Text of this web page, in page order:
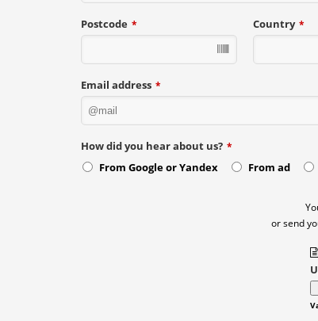
Postcode * Country *
Email address *
How did you hear about us? *
From Google or Yandex From ad
or send